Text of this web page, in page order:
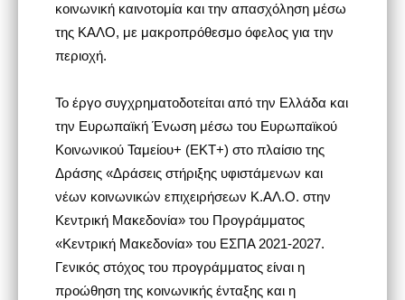
κοινωνική καινοτομία και την απασχόληση μέσω
της ΚΑΛΟ, με μακροπρόθεσμο όφελος για την
περιοχή.
Το έργο συγχρηματοδοτείται από την Ελλάδα και
την Ευρωπαϊκή Ένωση μέσω του Ευρωπαϊκού
Κοινωνικού Ταμείου+ (ΕΚΤ+) στο πλαίσιο της
Δράσης «Δράσεις στήριξης υφιστάμενων και
νέων κοινωνικών επιχειρήσεων Κ.ΑΛ.Ο. στην
Κεντρική Μακεδονία» του Προγράμματος
«Κεντρική Μακεδονία» του ΕΣΠΑ 2021-2027.
Γενικός στόχος του προγράμματος είναι η
προώθηση της κοινωνικής ένταξης και η